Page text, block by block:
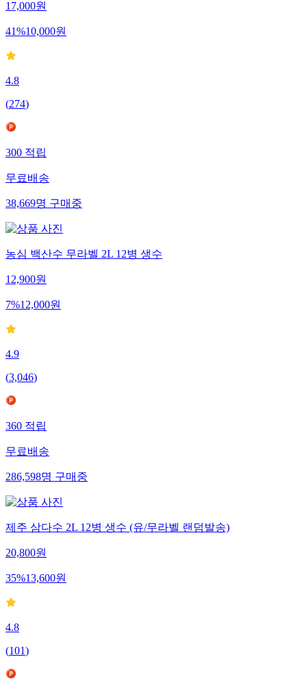
17,000원
41%10,000원
4.8
(274)
300적립
무료배송
38,669명구매중
농심 백산수 무라벨 2L 12병 생수
12,900원
7%12,000원
4.9
(3,046)
360적립
무료배송
286,598명구매중
제주 삼다수 2L 12병 생수 (유/무라벨 랜덤발송)
20,800원
35%13,600원
4.8
(101)